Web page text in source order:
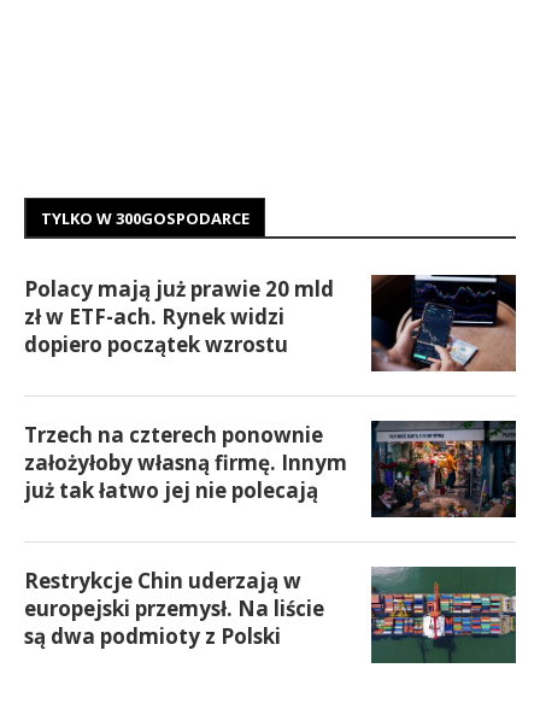
TYLKO W 300GOSPODARCE
Polacy mają już prawie 20 mld
zł w ETF-ach. Rynek widzi
dopiero początek wzrostu
Trzech na czterech ponownie
założyłoby własną firmę. Innym
już tak łatwo jej nie polecają
Restrykcje Chin uderzają w
europejski przemysł. Na liście
są dwa podmioty z Polski